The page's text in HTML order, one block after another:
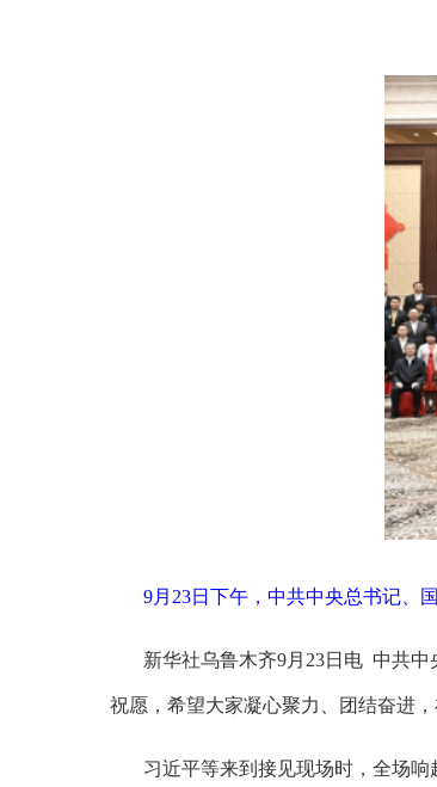
9月23日下午，中共中央总书记、
新华社乌鲁木齐9月23日电 中共中
祝愿，希望大家凝心聚力、团结奋进
习近平等来到接见现场时，全场